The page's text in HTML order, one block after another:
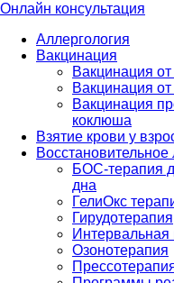
Онлайн консультация
Аллергология
Вакцинация
Вакцинация
Вакцинация
Вакцинация
коклюша
Взятие крови у
Восстановительное
БОС-терапия
дна
ГелиОкс
Гирудотерапия
Интервальная
Озонотерапия